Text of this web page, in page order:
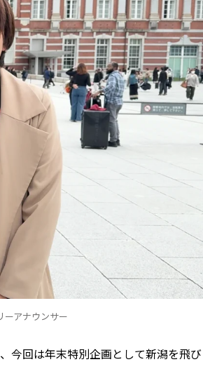
ーアナウンサー
今回は年末特別企画として新潟を飛び